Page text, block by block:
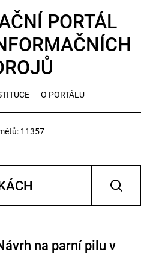
PORTÁL
O PORTÁLU
11357
na parní pilu v